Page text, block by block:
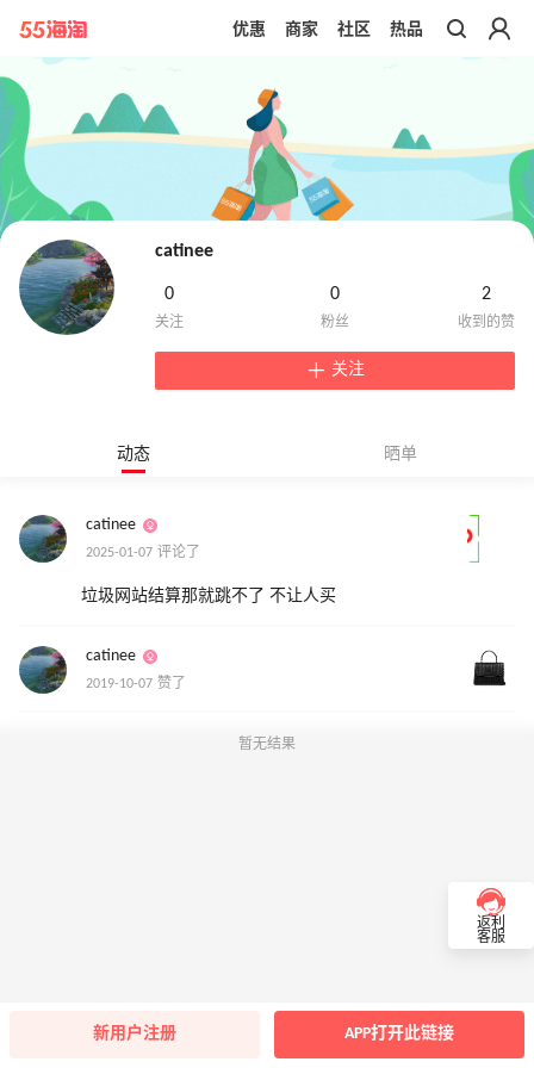
带你去官网买正品
优惠 商家 社区 热品
catinee
0 0 2
关注
动态 晒单
catinee
2025-01-07 评论了
垃圾网站结算那就跳不了 不让人买
catinee
2019-10-07 赞了
暂无结果
返利
客服
新用户注册 APP打开此链接